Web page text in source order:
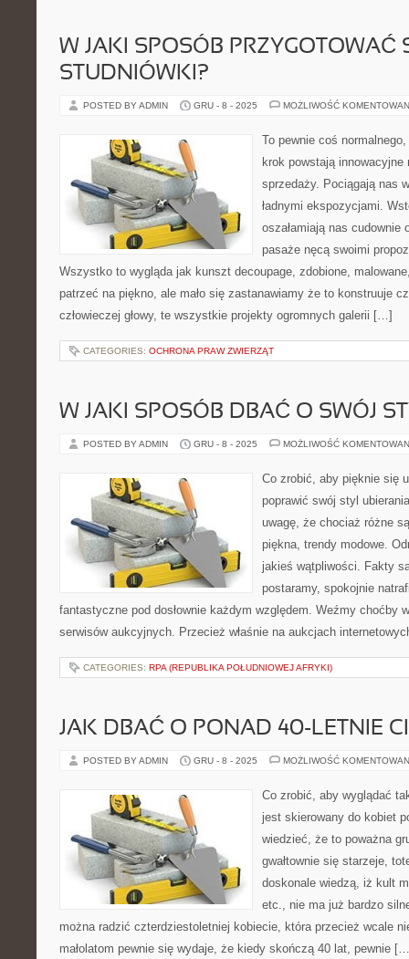
W JAKI SPOSÓB PRZYGOTOWAĆ
STUDNIÓWKI?
POSTED BY ADMIN GRU - 8 - 2025 MOŻLIWOŚĆ
To pewnie coś
krok powstają
sprzedaży. Pociągają nas
ładnymi ekspozycjami.
oszałamiają nas cudownie
pasaże nęcą swoimi
Wszystko to wygląda jak kunszt decoupage, zdobione,
patrzeć na piękno, ale mało się zastanawiamy że to konstruuje
człowieczej głowy, te wszystkie projekty ogromnych galerii […]
CATEGORIES: OCHRONA PRAW ZWIERZĄT
W JAKI SPOSÓB DBAĆ O SWÓJ
POSTED BY ADMIN GRU - 8 - 2025 MOŻLIWOŚĆ
Co zrobić, aby pięknie się
poprawić swój styl
uwagę, że chociaż różne
piękna, trendy modowe.
jakieś wątpliwości. Fakty
postaramy, spokojnie
fantastyczne pod dosłownie każdym względem. Weźmy choćby
serwisów aukcyjnych. Przecież właśnie na aukcjach
CATEGORIES: RPA (REPUBLIKA POŁUDNIOWEJ AFRYKI)
JAK DBAĆ O PONAD 40-LETNIE
POSTED BY ADMIN GRU - 8 - 2025 MOŻLIWOŚĆ
Co zrobić, aby wyglądać
jest skierowany do kobiet
wiedzieć, że to poważna
gwałtownie się starzeje,
doskonale wiedzą, iż kult
etc., nie ma już bardzo
można radzić czterdziestoletniej kobiecie, która przecież wcale
małolatom pewnie się wydaje, że kiedy skończą 40 lat, pewnie